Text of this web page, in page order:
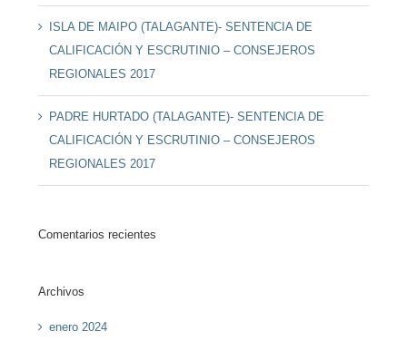
ISLA DE MAIPO (TALAGANTE)- SENTENCIA DE
CALIFICACIÓN Y ESCRUTINIO – CONSEJEROS
REGIONALES 2017
PADRE HURTADO (TALAGANTE)- SENTENCIA DE
CALIFICACIÓN Y ESCRUTINIO – CONSEJEROS
REGIONALES 2017
Comentarios recientes
Archivos
enero 2024